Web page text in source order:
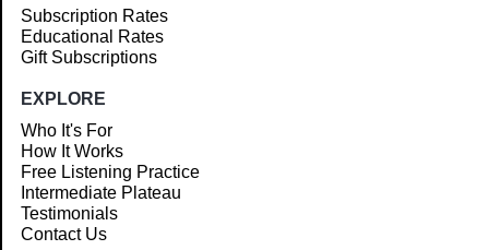
Subscription Rates
Educational Rates
Gift Subscriptions
EXPLORE
Who It's For
How It Works
Free Listening Practice
Intermediate Plateau
Testimonials
Contact Us